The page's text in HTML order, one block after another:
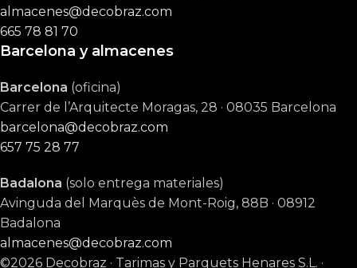
almacenes@decobraz.com
665 78 81 70
Barcelona y almacenes
Barcelona (oficina)
Carrer de l’Arquitecte Moragas, 28 · 08035 Barcelona
barcelona@decobraz.com
657 75 28 77
Badalona (solo entrega materiales)
Avinguda del Marquès de Mont-Roig, 88B · 08912
Badalona
almacenes@decobraz.com
©2026 Decobraz · Tarimas y Parquets Henares S.L. ·